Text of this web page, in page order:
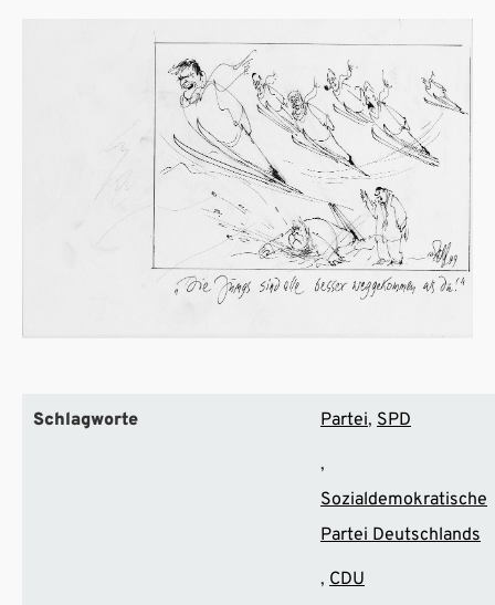
Schlagworte Partei SPD
Sozialdemokratische
Partei Deutschlands
CDU